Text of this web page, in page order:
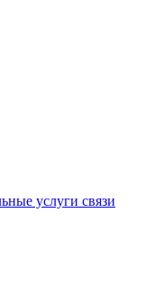
услуги связи